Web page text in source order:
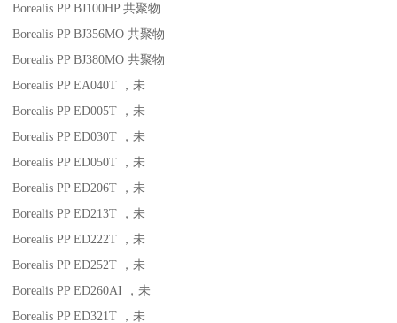
Borealis PP BJ100HP 共聚物
Borealis PP BJ356MO 共聚物
Borealis PP BJ380MO 共聚物
Borealis PP EA040T
，未
Borealis PP ED005T
，未
Borealis PP ED030T
，未
Borealis PP ED050T
，未
Borealis PP ED206T
，未
Borealis PP ED213T
，未
Borealis PP ED222T
，未
Borealis PP ED252T
，未
Borealis PP ED260AI
，未
Borealis PP ED321T
，未